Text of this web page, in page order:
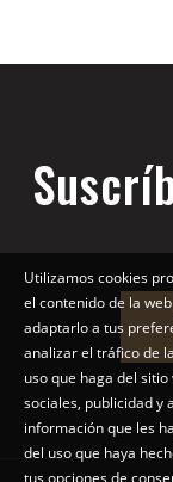
Utilizamos cookies
el contenido de la
adaptarlo a tus
analizar el tráfico de
uso que haga del
sociales, publicidad y
información que les
del uso que haya
tus opciones de